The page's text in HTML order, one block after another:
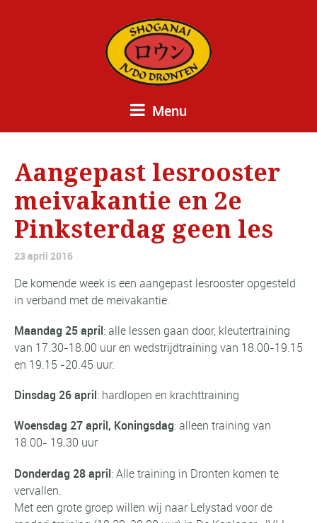
Menu
Aangepast lesrooster
meivakantie en 2e
Pinksterdag geen les
23 april 2016
De komende week is een aangepast lesrooster opgesteld
in verband met de meivakantie.
Maandag 25 april: alle lessen gaan door, kleutertraining
van 17.30-18.00 uur en wedstrijdtraining van 18.00-19.15
en 19.15 -20.45 uur.
Dinsdag 26 april: hardlopen en krachttraining
Woensdag 27 april, Koningsdag: alleen training van
18.00- 19.30 uur
Donderdag 28 april: Alle training in Dronten komen te
vervallen.
Met een grote groep willen wij naar Lelystad voor de